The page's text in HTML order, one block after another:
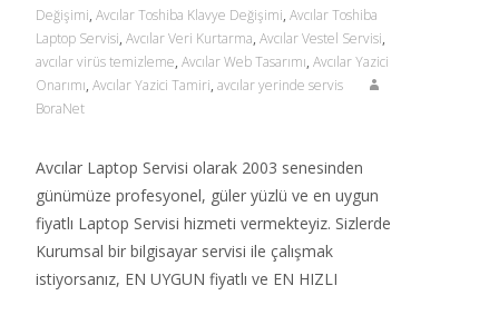
Değişimi, Avcılar Toshiba Klavye Değişimi, Avcılar Toshiba
Laptop Servisi, Avcılar Veri Kurtarma, Avcılar Vestel Servisi,
avcılar virüs temizleme, Avcılar Web Tasarımı, Avcılar Yazici
Onarımı, Avcılar Yazici Tamiri, avcılar yerinde servis
BoraNet
Avcılar Laptop Servisi olarak 2003 senesinden
günümüze profesyonel, güler yüzlü ve en uygun
fiyatlı Laptop Servisi hizmeti vermekteyiz. Sizlerde
Kurumsal bir bilgisayar servisi ile çalışmak
istiyorsanız, EN UYGUN fiyatlı ve EN HIZLI